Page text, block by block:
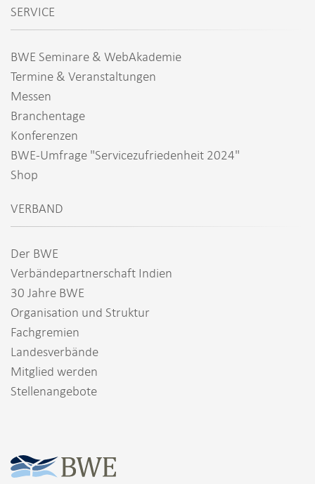
SERVICE
BWE Seminare & WebAkademie
Termine & Veranstaltungen
Messen
Branchentage
Konferenzen
BWE-Umfrage "Servicezufriedenheit 2024"
Shop
VERBAND
Der BWE
Verbändepartnerschaft Indien
30 Jahre BWE
Organisation und Struktur
Fachgremien
Landesverbände
Mitglied werden
Stellenangebote